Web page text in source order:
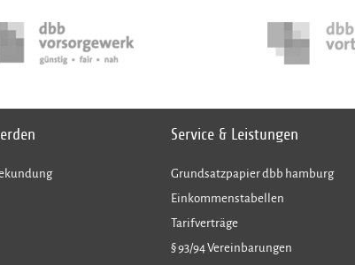
Service & Leistungen
Grundsatzpapier dbb hamburg
Einkommenstabellen
Tarifverträge
§ 93/94 Vereinbarungen